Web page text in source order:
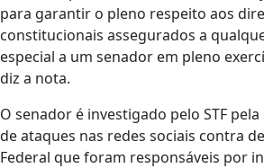
para garantir o pleno respeito aos
constitucionais assegurados a
especial a um senador em pleno
diz a nota.
O senador é investigado pelo STF
de ataques nas redes sociais contra
Federal que foram responsáveis por